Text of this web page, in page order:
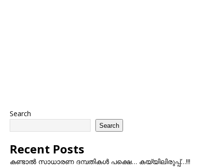
Search
Search
Recent Posts
കണ്ടാൽ സാധാരണ ദമ്പതികൾ പക്ഷെ… കയ്യിലിരുപ്പ്…!!!